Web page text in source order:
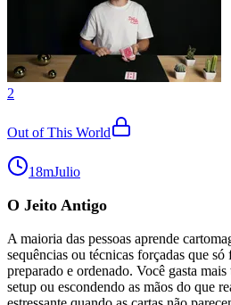
2
Out of This World
18mJulio
O Jeito Antigo
A maioria das pessoas aprende
sequências ou técnicas forçadas que
preparado e ordenado. Você gasta
setup ou escondendo as mãos do que